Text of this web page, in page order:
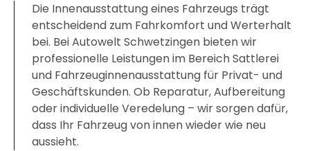
Die Innenausstattung eines Fahrzeugs trägt
entscheidend zum Fahrkomfort und Werterhalt
bei. Bei Autowelt Schwetzingen bieten wir
professionelle Leistungen im Bereich Sattlerei
und Fahrzeuginnenausstattung für Privat- und
Geschäftskunden. Ob Reparatur, Aufbereitung
oder individuelle Veredelung – wir sorgen dafür,
dass Ihr Fahrzeug von innen wieder wie neu
aussieht.